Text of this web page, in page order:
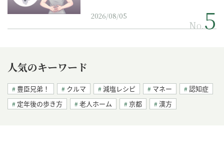
2026/08/05
No.
人気のキーワード
豊臣兄弟！ クルマ 減塩レシピ マネー
認知症
定年後の歩き方
老人ホーム 京都 漢方